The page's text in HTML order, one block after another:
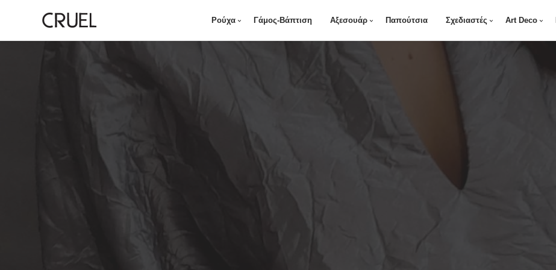
Ρούχα Γάμος-Βάπτιση Αξεσουάρ Παπούτσια Σχεδιαστές Art Deco